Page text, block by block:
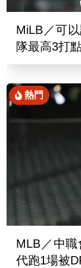
MiLB／可
熱門
MLB／中職
代跑1場被